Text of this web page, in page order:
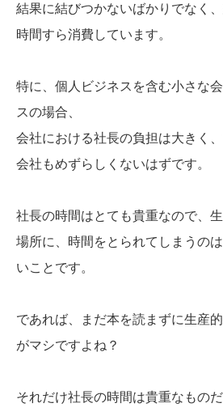
結果に結びつかないばかりでなく
時間すら消費しています。
特に、個人ビジネスを含む小さな
スの場合、
会社における社長の負担は大きく
会社もめずらしくないはずです。
社長の時間はとても貴重なので、生
場所に、時間をとられてしまうの
いことです。
であれば、まだ本を読まずに生産
がマシですよね？
それだけ社長の時間は貴重なもの